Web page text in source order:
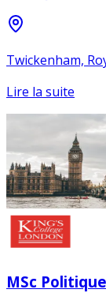
Twickenham,
Lire la suite
MSc